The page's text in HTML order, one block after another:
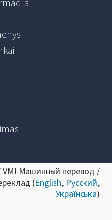
VMI Машинный перевод /
(English, Русский,
Українська)